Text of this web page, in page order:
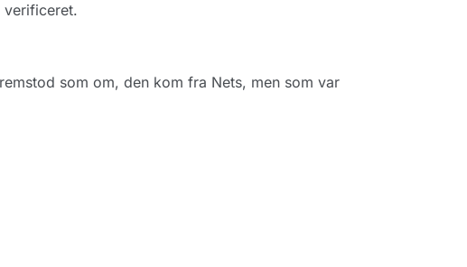
verificeret.
som om, den kom fra Nets, men som var